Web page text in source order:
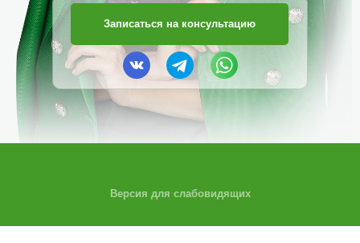
Записаться на консультацию
Версия для слабовидящих